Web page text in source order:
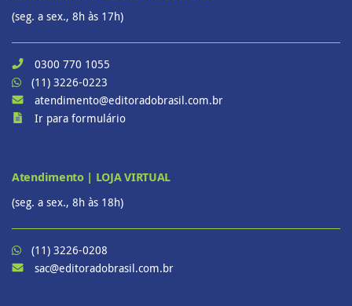
(seg. a sex., 8h às 17h)
0300 770 1055
(11) 3226-0223
atendimento@editoradobrasil.com.br
Ir para formulário
Atendimento | LOJA VIRTUAL
(seg. a sex., 8h às 18h)
(11) 3226-0208
sac@editoradobrasil.com.br